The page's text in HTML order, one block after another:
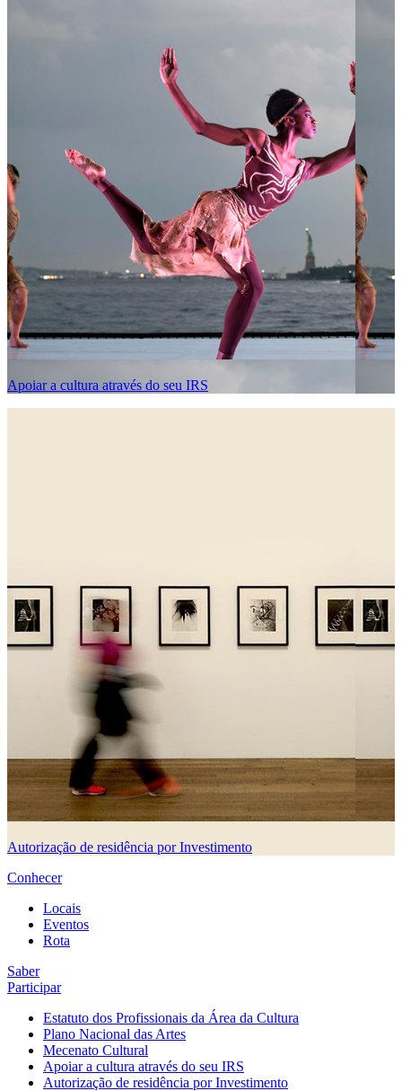
Apoiar a cultura através do seu IRS
Autorização de residência por Investimento
Conhecer
Locais
Eventos
Rota
Saber
Participar
Estatuto dos Profissionais da Área da Cultura
Plano Nacional das Artes
Mecenato Cultural
Apoiar a cultura através do seu IRS
Autorização de residência por Investimento